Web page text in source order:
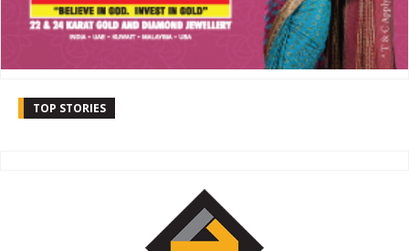
TOP STORIES